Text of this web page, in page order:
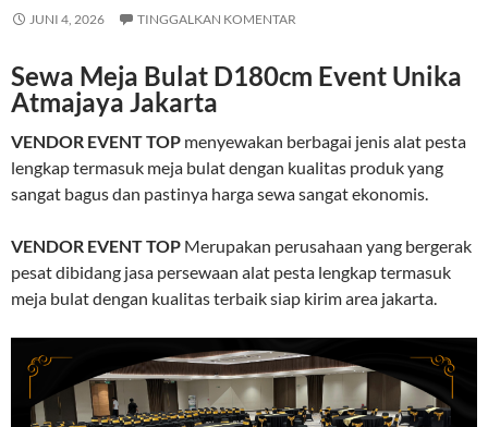
JUNI 4, 2026 TINGGALKAN KOMENTAR
Sewa Meja Bulat D180cm Event Unika
Atmajaya Jakarta
VENDOR EVENT TOP menyewakan berbagai jenis alat pesta
lengkap termasuk meja bulat dengan kualitas produk yang
sangat bagus dan pastinya harga sewa sangat ekonomis.
VENDOR EVENT TOP Merupakan perusahaan yang bergerak
pesat dibidang jasa persewaan alat pesta lengkap termasuk
meja bulat dengan kualitas terbaik siap kirim area jakarta.